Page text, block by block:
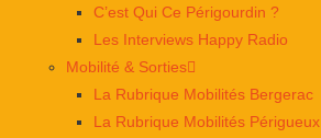
C’est Qui Ce Périgourdin ?
Les Interviews Happy Radio
Mobilité & Sorties
La Rubrique Mobilités Bergerac
La Rubrique Mobilités Périgueux